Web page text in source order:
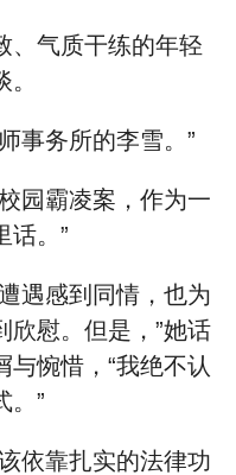
、气质干练的年轻
事务所的李雪。”
园霸凌案，作为一
话。”
遇感到同情，也为
欣慰。但是，”她话
惋惜，“我绝不认
。”
依靠扎实的法律功